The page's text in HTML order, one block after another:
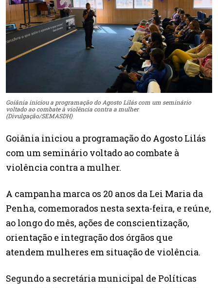
Goiânia iniciou a programação do Agosto Lilás com um seminário
voltado ao combate à violência contra a mulher
(Divulgação/SEMASDH)
Goiânia iniciou a programação do Agosto Lilás
com um seminário voltado ao combate à
violência contra a mulher.
A campanha marca os 20 anos da Lei Maria da
Penha, comemorados nesta sexta-feira, e reúne,
ao longo do mês, ações de conscientização,
orientação e integração dos órgãos que
atendem mulheres em situação de violência.
Segundo a secretária municipal de Políticas